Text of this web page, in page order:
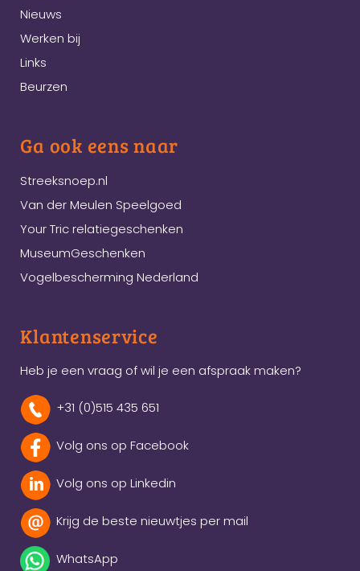
Nieuws
Werken bij
Links
Beurzen
Ga ook eens naar
Streeksnoep.nl
Van der Meulen Speelgoed
Your Tric relatiegeschenken
MuseumGeschenken
Vogelbescherming Nederland
Klantenservice
Heb je een vraag of wil je een afspraak maken?
+31 (0)515 435 651
Volg ons op Facebook
Volg ons op Linkedin
Krijg de beste nieuwtjes per mail
WhatsApp